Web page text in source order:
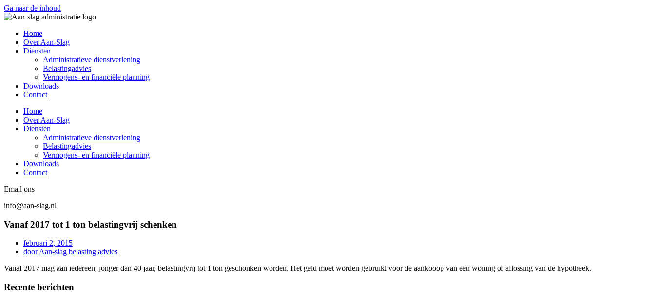
Ga naar de inhoud
Home
Over Aan-Slag
Diensten
Administratieve dienstverlening
Belastingadvies
Vermogens- en financiële planning
Downloads
Contact
Home
Over Aan-Slag
Diensten
Administratieve dienstverlening
Belastingadvies
Vermogens- en financiële planning
Downloads
Contact
Email ons
info@aan-slag.nl
Vanaf 2017 tot 1 ton belastingvrij schenken
februari 2, 2015
doorAan-slag belasting advies
Vanaf 2017 mag aan iedereen, jonger dan 40 jaar, belastingvrij tot 1 ton geschonken worden. Het geld moet worden gebruikt voor de aankooop van een woning of aflossing van de hypotheek.
Recente berichten